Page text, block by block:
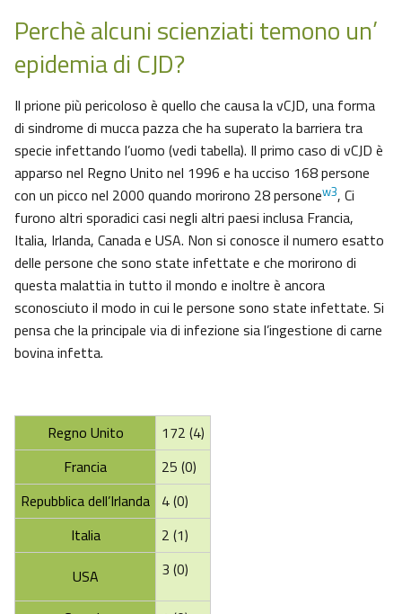
Perchè alcuni scienziati temono un’
epidemia di CJD?
Il prione più pericoloso è quello che causa la vCJD, una forma
di sindrome di mucca pazza che ha superato la barriera tra
specie infettando l’uomo (vedi tabella). Il primo caso di vCJD è
apparso nel Regno Unito nel 1996 e ha ucciso 168 persone
con un picco nel 2000 quando morirono 28 personew3, Ci
furono altri sporadici casi negli altri paesi inclusa Francia,
Italia, Irlanda, Canada e USA. Non si conosce il numero esatto
delle persone che sono state infettate e che morirono di
questa malattia in tutto il mondo e inoltre è ancora
sconosciuto il modo in cui le persone sono state infettate. Si
pensa che la principale via di infezione sia l’ingestione di carne
bovina infetta.
Regno Unito
172 (4)
Francia
25 (0)
Repubblica dell’Irlanda 4 (0)
Italia
2 (1)
USA
3 (0)